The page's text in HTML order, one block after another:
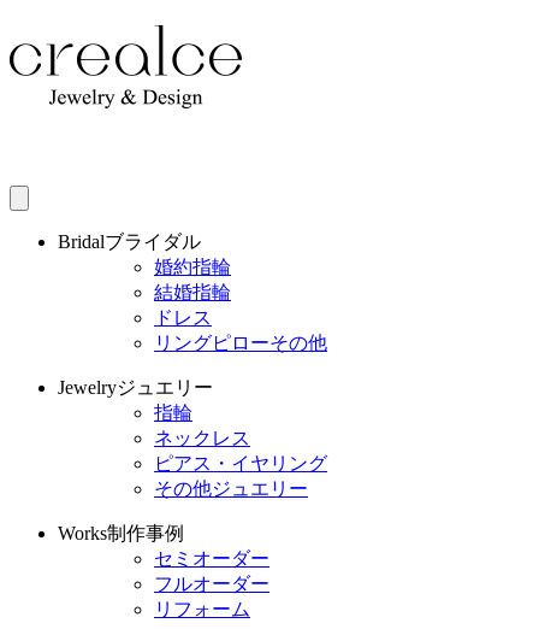
Bridalブライダル
婚約指輪
結婚指輪
ドレス
リングピローその他
Jewelryジュエリー
指輪
ネックレス
ピアス・イヤリング
その他ジュエリー
Works制作事例
セミオーダー
フルオーダー
リフォーム